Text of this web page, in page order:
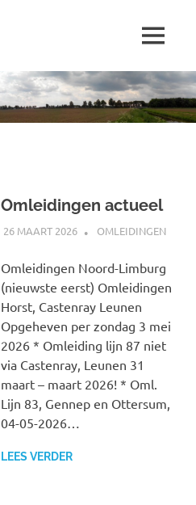
MENU
Omleidingen actueel
26 MAART 2026 JOHAN
OMLEIDINGEN
Omleidingen Noord-Limburg
(nieuwste eerst) Omleidingen
Horst, Castenray Leunen
Opgeheven per zondag 3 mei
2026 * Omleiding lijn 87 niet
via Castenray, Leunen 31
maart – maart 2026! * Oml.
Lijn 83, Gennep en Ottersum,
04-05-2026…
LEES VERDER